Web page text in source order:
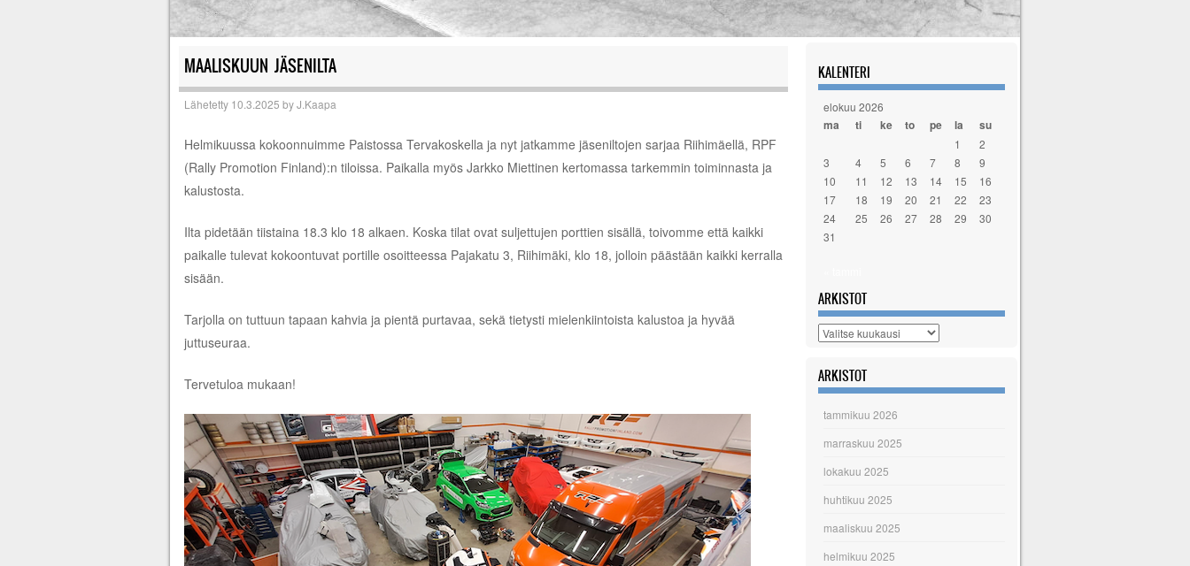
MAALISKUUN JÄSENILTA
Lähetetty 10.3.2025 byJ.Kaapa
Helmikuussa kokoonnuimme Paistossa Tervakoskella ja nyt jatkamme jäseniltojen sarjaa Riihimäellä, RPF
(Rally Promotion Finland):n tiloissa. Paikalla myös Jarkko Miettinen kertomassa tarkemmin toiminnasta ja
kalustosta.
Ilta pidetään tiistaina 18.3 klo 18 alkaen. Koska tilat ovat suljettujen porttien sisällä, toivomme että kaikki
paikalle tulevat kokoontuvat portille osoitteessa Pajakatu 3, Riihimäki, klo 18, jolloin päästään kaikki kerralla
sisään.
Tarjolla on tuttuun tapaan kahvia ja pientä purtavaa, sekä tietysti mielenkiintoista kalustoa ja hyvää
juttuseuraa.
Tervetuloa mukaan!
KALENTERI
elokuu 2026
ma ti ke to pe la su
1
2
3
4 5 6 7 8
9
10
11 12 13 14 15
16
17
18 19 20 21 22
23
24
25 26 27 28 29
30
31
ARKISTOT
Arkistot
ARKISTOT
tammikuu 2026
marraskuu 2025
lokakuu 2025
huhtikuu 2025
maaliskuu 2025
helmikuu 2025